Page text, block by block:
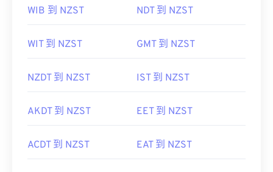
WIB 到 NZST NDT 到 NZST
WIT 到 NZST GMT 到 NZST
NZDT 到 NZST IST 到 NZST
AKDT 到 NZST EET 到 NZST
ACDT 到 NZST EAT 到 NZST